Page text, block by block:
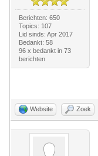
Berichten: 650
Topics: 107
Lid sinds: Apr 2017
Bedankt: 58
96 x bedankt in 73
berichten
Website Zoek